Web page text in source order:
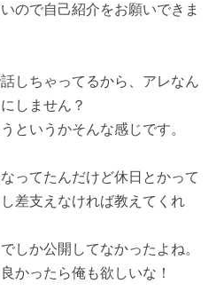
ので自己紹介をお願いできま
しちゃってるから、アレなん
しません？
というかそんな感じです。
ってたんだけど休日とかって
差支えなければ教えてくれ
しか公開してなかったよね。
かったら俺も欲しいな！